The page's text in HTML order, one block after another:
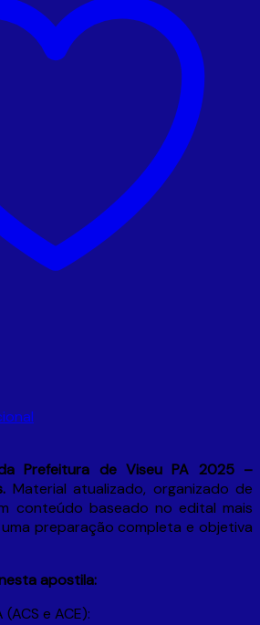
Prefeitura de Viseu PA 2025 –
Material atualizado, organizado de
conteúdo baseado no edital mais
preparação completa e objetiva
apostila:
(ACS e ACE):